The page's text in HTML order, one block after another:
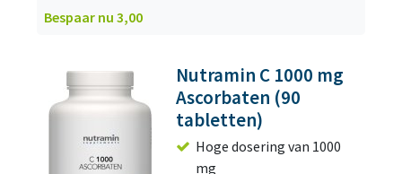
Bespaar nu 3,00
Nutramin C 1000 mg
Ascorbaten (90
tabletten)
Hoge dosering van 1000
mg